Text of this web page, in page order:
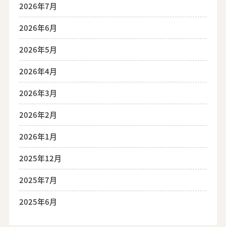
2026年7月
2026年6月
2026年5月
2026年4月
2026年3月
2026年2月
2026年1月
2025年12月
2025年7月
2025年6月